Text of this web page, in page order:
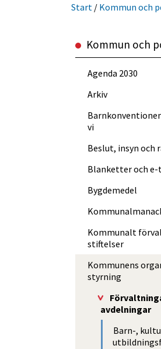
Start / Kommun och
Kommun och
Agenda 2030
Arkiv
vi
Beslut, insyn och
Blanketter och
Bygdemedel
Kommunalt
stiftelser
Kommunens
styrning
avdelningar
Barn-,